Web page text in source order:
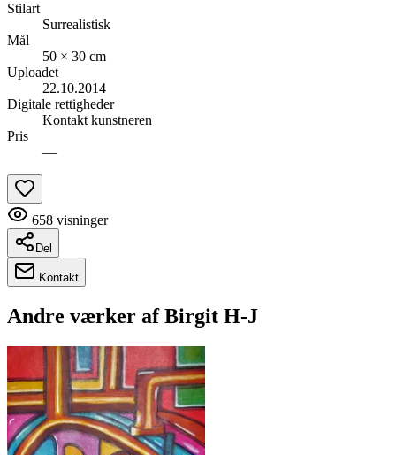
Stilart
Surrealistisk
Mål
50 × 30 cm
Uploadet
22.10.2014
Digitale rettigheder
Kontakt kunstneren
Pris
—
658 visninger
Del
Kontakt
Andre værker afBirgit H-J